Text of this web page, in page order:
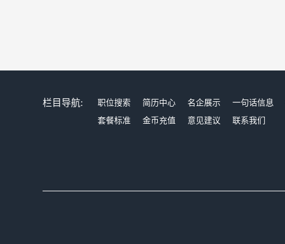
栏目导航: 职位搜索 简历中心 名企展示 一句话信息
套餐标准
金币充值 意见建议 联系我们